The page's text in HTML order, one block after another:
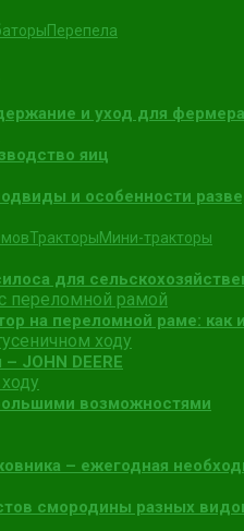
Перепела
и уход для фермера
яиц
и особенности
ТракторыМини-тракторы
для
на переломной раме: как
JOHN DEERE
возможностями
– ежегодная
смородины разных